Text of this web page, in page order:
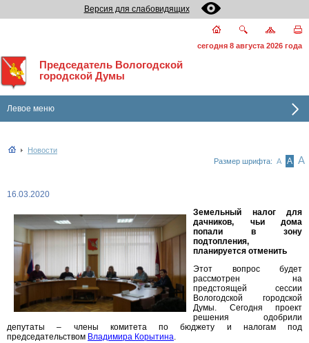
Версия для слабовидящих
сегодня 8 августа 2026 года
Председатель Вологодской
городской Думы
Левое меню
Новости
Размер шрифта: А А А
16.03.2020
Земельный налог для
дачников, чьи дома
попали в зону
подтопления,
планируется отменить
Этот вопрос будет
рассмотрен на
предстоящей сессии
Вологодской городской
Думы. Сегодня проект
решения одобрили
депутаты – члены комитета по бюджету и налогам под
председательством Владимира Корытина.